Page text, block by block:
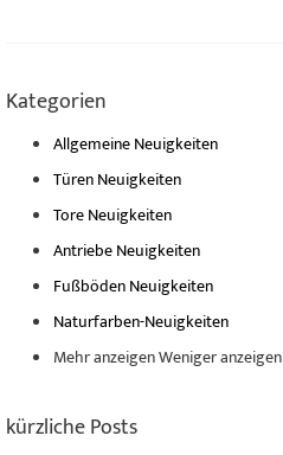
Kategorien
Allgemeine Neuigkeiten
Türen Neuigkeiten
Tore Neuigkeiten
Antriebe Neuigkeiten
Fußböden Neuigkeiten
Naturfarben-Neuigkeiten
Mehr anzeigenWeniger anzeigen
kürzliche Posts